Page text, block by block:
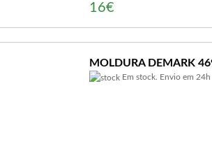
16€
MOLDURA DEMARK
Em stock. Envio em 24h